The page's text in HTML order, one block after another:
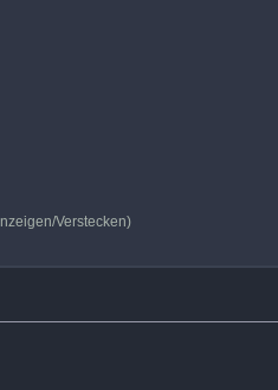
Verstecken)